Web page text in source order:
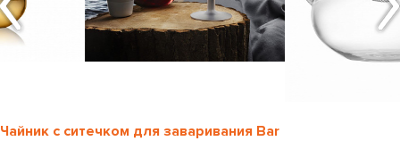
Чайник с ситечком для заваривания Bar